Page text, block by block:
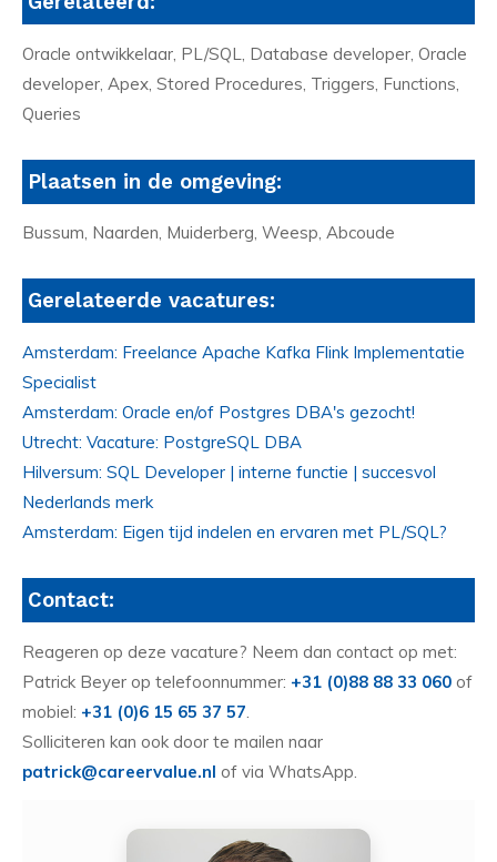
Oracle ontwikkelaar, PL/SQL, Database developer, Oracle
developer, Apex, Stored Procedures, Triggers, Functions,
Queries
Plaatsen in de omgeving:
Bussum, Naarden, Muiderberg, Weesp, Abcoude
Gerelateerde vacatures:
Amsterdam: Freelance Apache Kafka Flink Implementatie
Specialist
Amsterdam: Oracle en/of Postgres DBA's gezocht!
Utrecht: Vacature: PostgreSQL DBA
Hilversum: SQL Developer | interne functie | succesvol
Nederlands merk
Amsterdam: Eigen tijd indelen en ervaren met PL/SQL?
Contact:
Reageren op deze vacature? Neem dan contact op met:
Patrick Beyer op telefoonnummer: +31 (0)88 88 33 060 of
mobiel: +31 (0)6 15 65 37 57
Solliciteren kan ook door te mailen naar
patrick@careervalue.nl of via WhatsApp.